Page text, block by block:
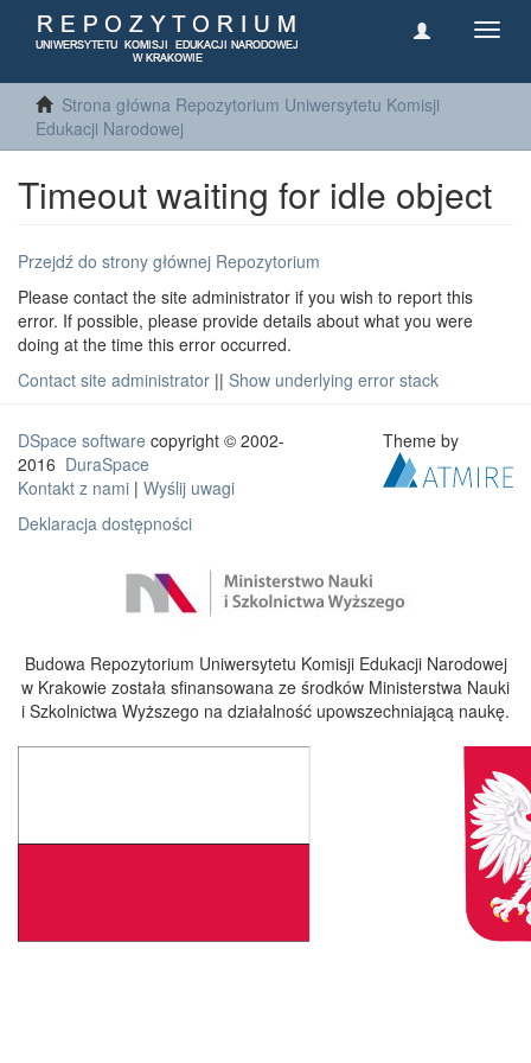
Strona główna Repozytorium Uniwersytetu Komisji
Edukacji Narodowej
Timeout waiting for idle object
Przejdź do strony głównej Repozytorium
Please contact the site administrator if you wish to report this
error. If possible, please provide details about what you were
doing at the time this error occurred.
Contact site administrator || Show underlying error stack
DSpace software copyright © 2002-
2016 DuraSpace
Kontakt z nami | Wyślij uwagi
Deklaracja dostępności
Theme by
Budowa Repozytorium Uniwersytetu Komisji Edukacji Narodowej
w Krakowie została sfinansowana ze środków Ministerstwa Nauki
i Szkolnictwa Wyższego na działalność upowszechniającą naukę.